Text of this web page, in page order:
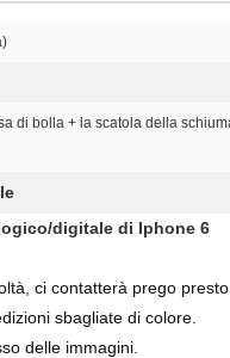
di bolla + la scatola della
digitale di Iphone 6
ci contatterà prego presto.
sbagliate di colore.
delle immagini.